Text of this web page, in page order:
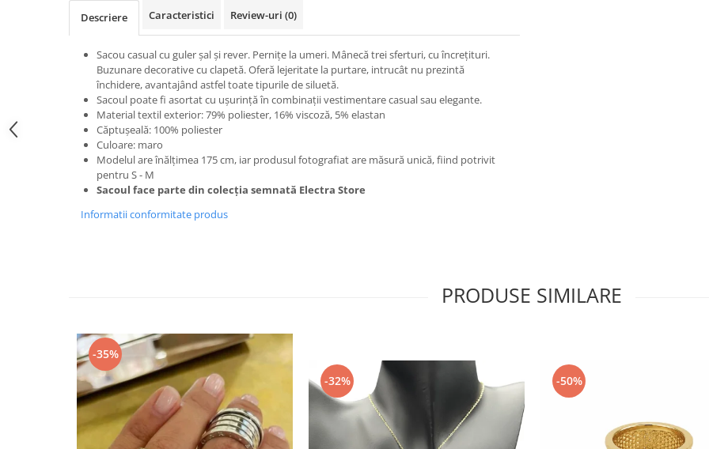
Descriere Caracteristici Review-uri (0)
Sacou casual cu guler șal și rever. Pernițe la umeri. Mânecă trei sferturi, cu încrețituri.
Buzunare decorative cu clapetă. Oferă lejeritate la purtare, intrucât nu prezintă
închidere, avantajând astfel toate tipurile de siluetă.
Sacoul poate fi asortat cu ușurință în combinații vestimentare casual sau elegante.
Material textil exterior: 79% poliester, 16% viscoză, 5% elastan
Căptușeală: 100% poliester
Culoare: maro
Modelul are înălțimea 175 cm, iar produsul fotografiat are măsură unică, fiind potrivit
pentru S - M
Sacoul face parte din colecția semnată Electra Store
Informatii conformitate produs
PRODUSE SIMILARE
-35%
-32% -50%